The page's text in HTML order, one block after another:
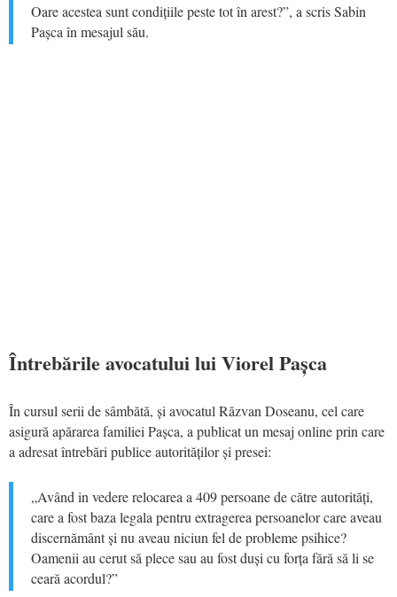
Oare acestea sunt condițiile peste tot în arest?”, a scris Sabin
Pașca în mesajul său.
Întrebările avocatului lui Viorel Pașca
În cursul serii de sâmbătă, și avocatul Răzvan Doseanu, cel care
asigură apărarea familiei Pașca, a publicat un mesaj online prin care
a adresat întrebări publice autorităților și presei:
„Având in vedere relocarea a 409 persoane de către autorități,
care a fost baza legala pentru extragerea persoanelor care aveau
discernământ și nu aveau niciun fel de probleme psihice?
Oamenii au cerut să plece sau au fost duși cu forța fără să li se
ceară acordul?”